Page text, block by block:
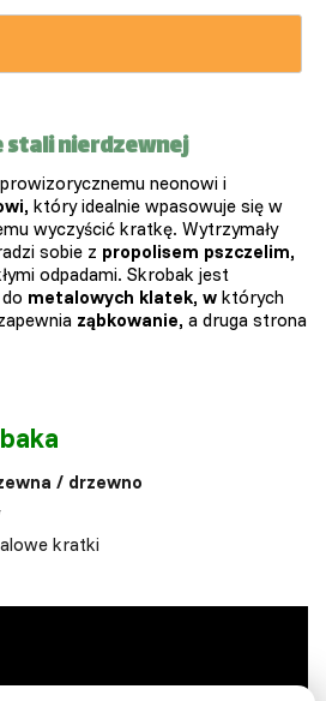
stali nierdzewnej
prowizorycznemu neonowi i
który idealnie wpasowuje się w
wyczyścić kratkę. Wytrzymały
sobie z propolisem pszczelim,
odpadami. Skrobak jest
metalowych klatek, w których
ząbkowanie, a druga strona
/ drzewno
kratki